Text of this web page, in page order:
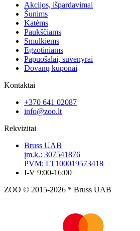
Akcijos, išpardavimai
Šunims
Katėms
Paukščiams
Smulkiems
Egzotiniams
Papuošalai, suvenyrai
Dovanų kuponai
Kontaktai
+370 641 02087
info@zoo.lt
Rekvizitai
Bruss UAB
įm.k.: 307541876
PVM: LT100019573418
I-V 9:00-16:00
ZOO © 2015-2026 * Bruss UAB